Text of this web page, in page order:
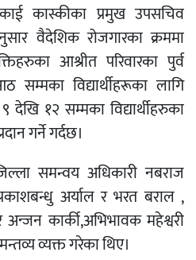
कास्कीका प्रमुख उपसचिव
वैदेशिक रोजगारका क्रममा
आश्रीत परिवारका पुर्व
सम्मका विद्यार्थीहरूका लागि
देखि १२ सम्मका विद्यार्थीहरुका
गर्ने गर्दछ।
समन्वय अधिकारी नबराज
अर्याल र भरत बराल ,
अन्जन कार्की,अभिभावक महेश्वरी
व्यक्त गरेका थिए।